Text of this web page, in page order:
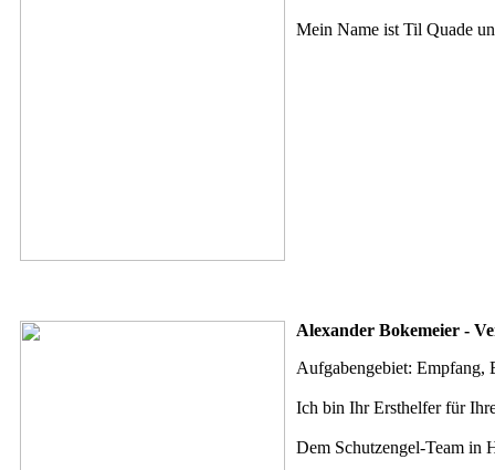
Mein Name ist Til Quade
Alexander Bokemeier -
Aufgabengebiet: Empfang,
Ich bin Ihr Ersthelfer für
Dem Schutzengel-Team in